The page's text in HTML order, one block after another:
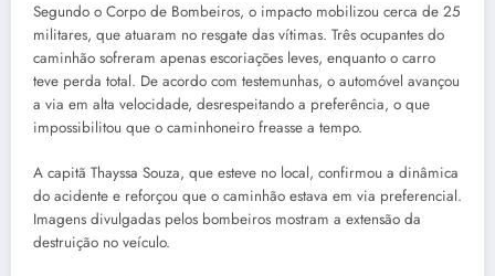
Segundo o Corpo de Bombeiros, o impacto mobilizou cerca de 25
militares, que atuaram no resgate das vítimas. Três ocupantes do
caminhão sofreram apenas escoriações leves, enquanto o carro
teve perda total. De acordo com testemunhas, o automóvel avançou
a via em alta velocidade, desrespeitando a preferência, o que
impossibilitou que o caminhoneiro freasse a tempo.
A capitã Thayssa Souza, que esteve no local, confirmou a dinâmica
do acidente e reforçou que o caminhão estava em via preferencial.
Imagens divulgadas pelos bombeiros mostram a extensão da
destruição no veículo.